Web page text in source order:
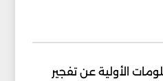
الأولية عن تفجير